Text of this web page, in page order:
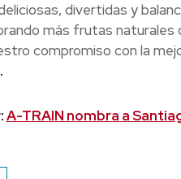
divertidas y
más frutas naturales
compromiso con la
A-TRAIN nombra a